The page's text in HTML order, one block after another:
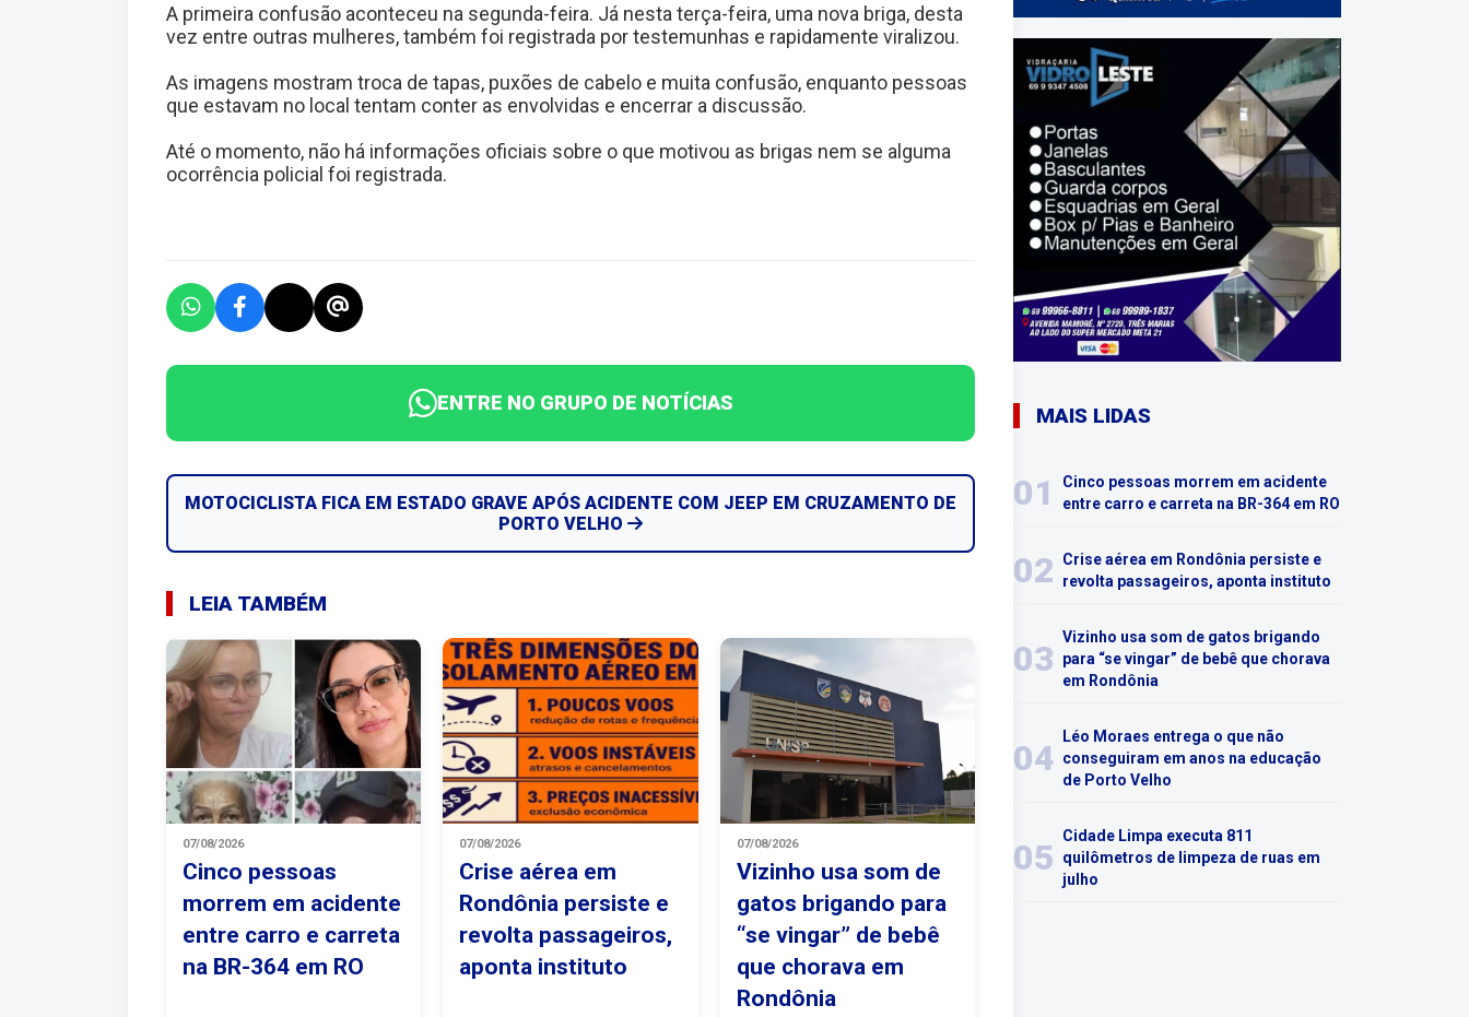
A primeira confusão aconteceu na segunda-feira. Já nesta terça-feira, uma nova briga, desta
vez entre outras mulheres, também foi registrada por testemunhas e rapidamente viralizou.
As imagens mostram troca de tapas, puxões de cabelo e muita confusão, enquanto pessoas
que estavam no local tentam conter as envolvidas e encerrar a discussão.
Até o momento, não há informações oficiais sobre o que motivou as brigas nem se alguma
ocorrência policial foi registrada.
ENTRE NO GRUPO DE NOTÍCIAS
MOTOCICLISTA FICA EM ESTADO GRAVE APÓS ACIDENTE COM JEEP EM CRUZAMENTO DE
PORTO VELHO
LEIA TAMBÉM
07/08/2026
Cinco pessoas
morrem em acidente
entre carro e carreta
na BR-364 em RO
07/08/2026
Crise aérea em
Rondônia persiste e
revolta passageiros,
aponta instituto
07/08/2026
Vizinho usa som de
gatos brigando para
“se vingar” de bebê
que chorava em
Rondônia
MAIS LIDAS
01
Cinco pessoas morrem em acidente
entre carro e carreta na BR-364 em RO
02
Crise aérea em Rondônia persiste e
revolta passageiros, aponta instituto
03
Vizinho usa som de gatos brigando
para “se vingar” de bebê que chorava
em Rondônia
04
Léo Moraes entrega o que não
conseguiram em anos na educação
de Porto Velho
05
Cidade Limpa executa 811
quilômetros de limpeza de ruas em
julho